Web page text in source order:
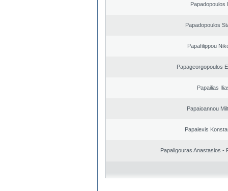
Papadopoulos
Papadopoulos
Papafilippou
Papageorgopoulos
Papailias
Papaioannou
Papalexis
Papaligouras Anastasios -